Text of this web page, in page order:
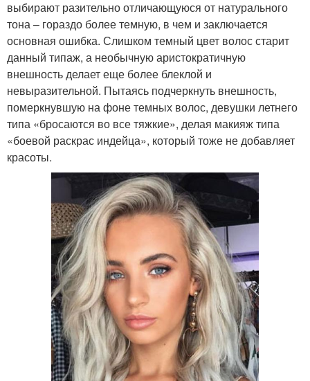
выбирают разительно отличающуюся от натурального
тона – гораздо более темную, в чем и заключается
основная ошибка. Слишком темный цвет волос старит
данный типаж, а необычную аристократичную
внешность делает еще более блеклой и
невыразительной. Пытаясь подчеркнуть внешность,
померкнувшую на фоне темных волос, девушки летнего
типа «бросаются во все тяжкие», делая макияж типа
«боевой раскрас индейца», который тоже не добавляет
красоты.